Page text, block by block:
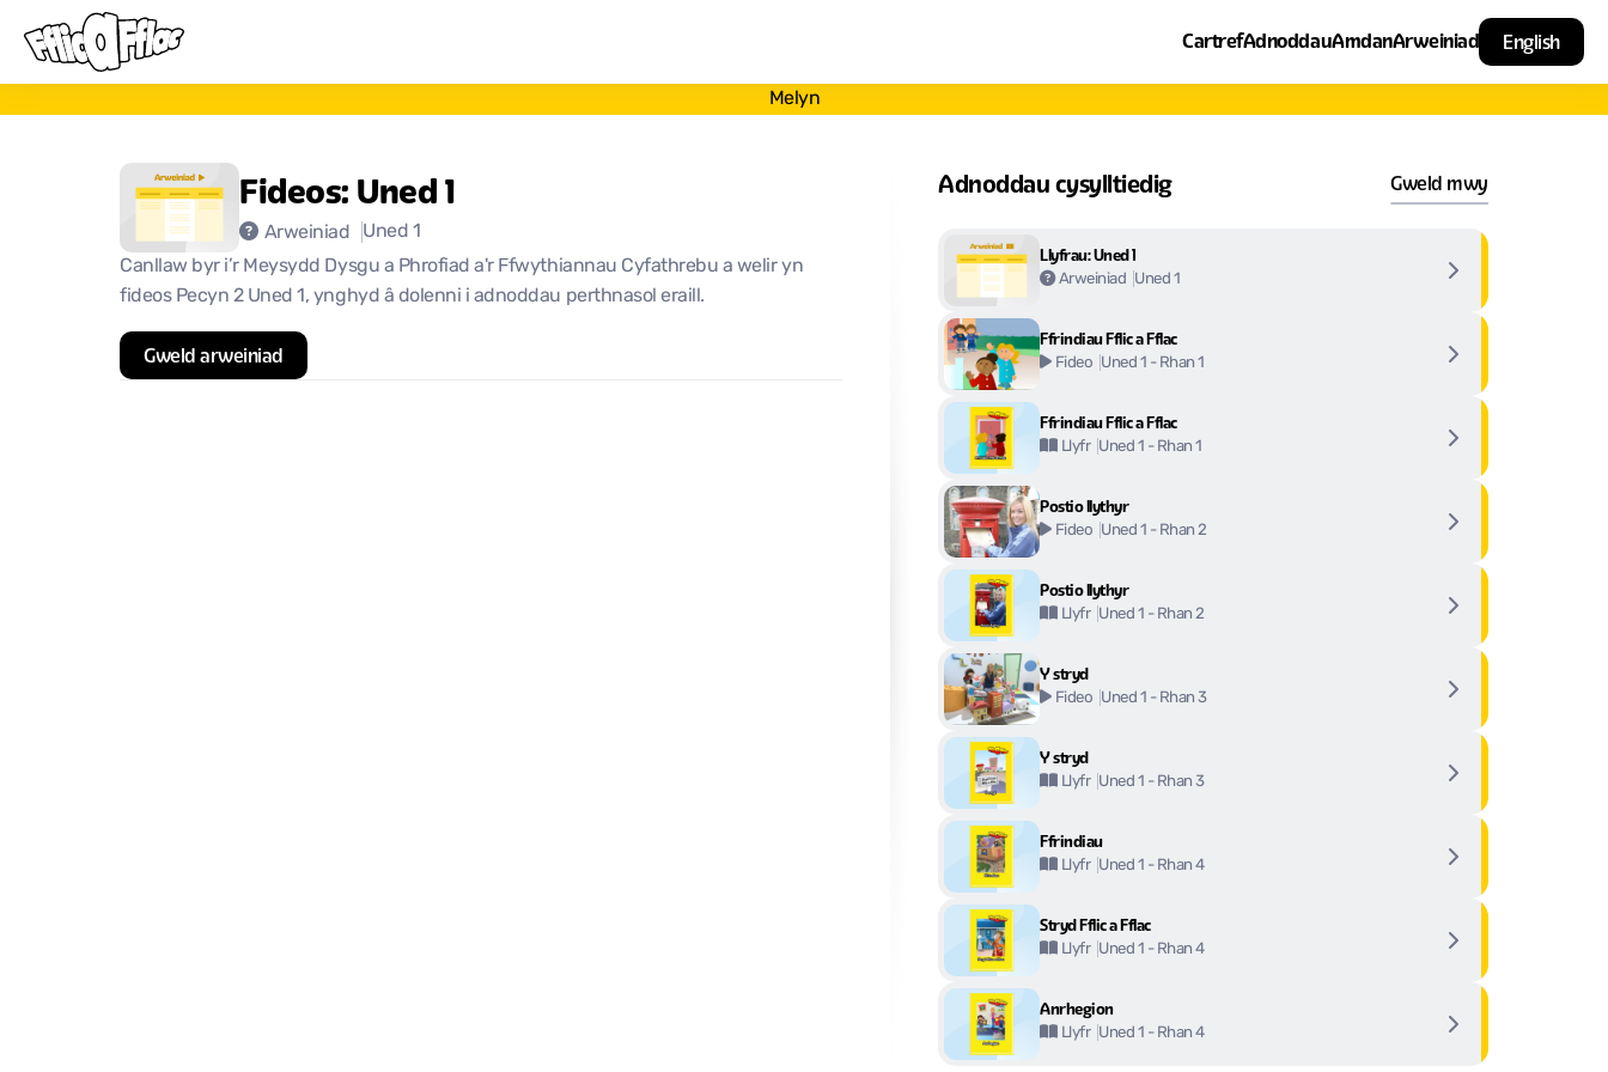
CartrefAdnoddauAmdanArweiniad English
Melyn
Fideos: Uned 1
Arweiniad
Uned 1
Canllaw byr i’r Meysydd Dysgu a Phrofiad a'r Ffwythiannau Cyfathrebu a welir yn
fideos Pecyn 2 Uned 1, ynghyd â dolenni i adnoddau perthnasol eraill.
Gweld arweiniad
Adnoddau cysylltiedig Gweld mwy
Llyfrau: Uned 1
Arweiniad Uned 1
Ffrindiau Fflic a Fflac
Fideo Uned 1 - Rhan 1
Ffrindiau Fflic a Fflac
Llyfr Uned 1 - Rhan 1
Postio llythyr
Fideo Uned 1 - Rhan 2
Postio llythyr
Llyfr Uned 1 - Rhan 2
Y stryd
Fideo Uned 1 - Rhan 3
Y stryd
Llyfr Uned 1 - Rhan 3
Ffrindiau
Llyfr Uned 1 - Rhan 4
Stryd Fflic a Fflac
Llyfr Uned 1 - Rhan 4
Anrhegion
Llyfr Uned 1 - Rhan 4